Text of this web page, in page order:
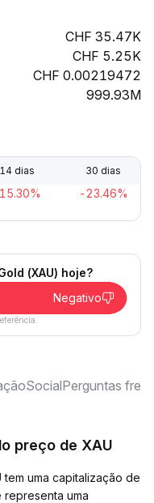
35.47K
5.25K
0.00219472
999.93M
14 dias 30 dias
-23.46%
(XAU) hoje?
Negativo
SocialPerguntas
preço de XAU
uma capitalização de
uma